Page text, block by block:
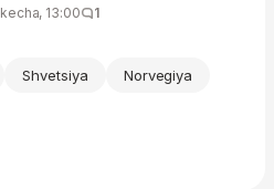
kecha, 13:00 1
Shvetsiya
Norvegiya